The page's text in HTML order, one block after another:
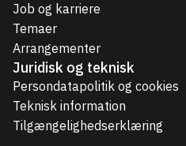
Job og karriere
Temaer
Arrangementer
Juridisk og teknisk
Persondatapolitik og cookies
Teknisk information
Tilgængelighedserklæring